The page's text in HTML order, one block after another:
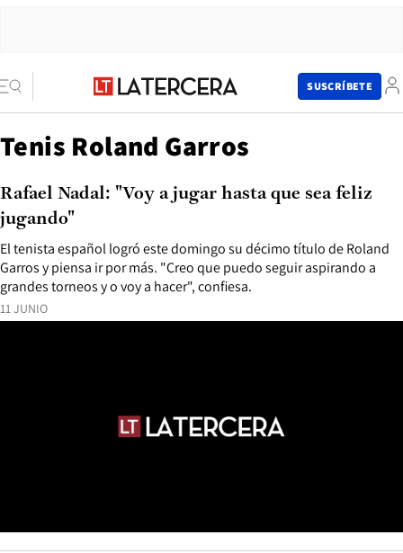
SUSCRÍBETE
Tenis Roland Garros
11 JUNIO
El tenista español logró este domingo su décimo título de Roland
Garros y piensa ir por más. "Creo que puedo seguir aspirando a
grandes torneos y o voy a hacer", confiesa.
Rafael Nadal: "Voy a jugar hasta que sea feliz
jugando"